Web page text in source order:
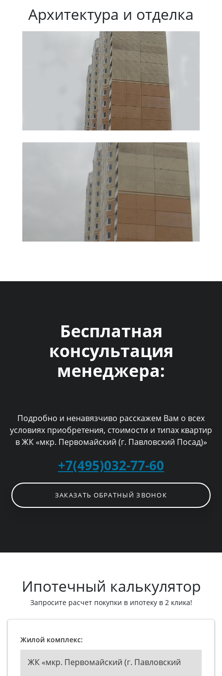
Архитектура и отделка
Бесплатная
консультация
менеджера:
Подробно и ненавязчиво расскажем Вам о всех
условиях приобретения, стоимости и типах квартир
в ЖК «мкр. Первомайский (г. Павловский Посад)»
+7(495)032-77-60
ЗАКАЗАТЬ ОБРАТНЫЙ ЗВОНОК
Ипотечный калькулятор
Запросите расчет покупки в ипотеку в 2 клика!
Жилой комплекс:
ЖК «мкр. Первомайский (г. Павловский